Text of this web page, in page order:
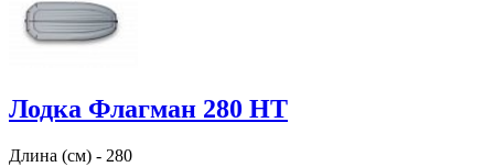
Лодка Флагман 280 HT
Длина (см) - 280